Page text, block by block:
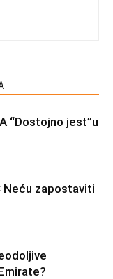
“Dostojno jest”u
Neću zapostaviti